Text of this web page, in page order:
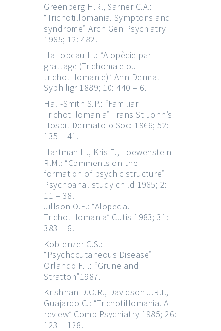
Greenberg H.R., Sarner C.A.:
“Trichotillomania. Symptons and
syndrome” Arch Gen Psychiatry
1965; 12: 482.
Hallopeau H.: “AIopècie par
grattage (Trichomaie ou
trichotillomanie)” Ann Dermat
Syphiligr 1889; 10: 440 – 6.
HalI-Smith S.P.: “Familiar
Trichotillomania” Trans St John’s
Hospit Dermatolo Soc: 1966; 52:
135 – 41.
Hartman H., Kris E., Loewenstein
R.M.: “Comments on the
formation of psychic structure”
Psychoanal study child 1965; 2:
11 – 38.
Jillson O.F.: “Alopecia.
Trichotillomania” Cutis 1983; 31:
383 – 6.
Koblenzer C.S.:
“Psychocutaneous Disease”
Orlando F.I.: “Grune and
Stratton”1987.
Krishnan D.O.R., Davidson J.R.T.,
Guajardo C.: “Trichotillomania. A
review” Comp Psychiatry 1985; 26:
123 – 128.